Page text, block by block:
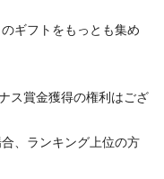
ギフトをもっとも集め
ス賞金獲得の権利はござ
、ランキング上位の方